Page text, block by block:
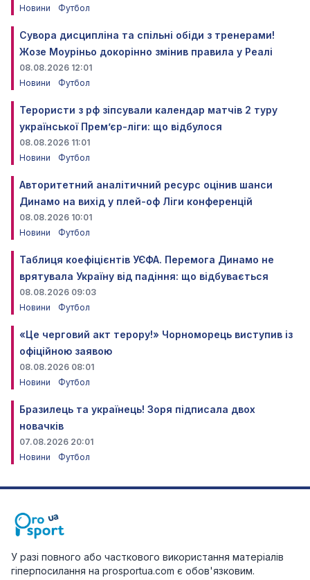
Новини
Футбол
Сувора дисципліна та спільні обіди з тренерами!
Жозе Моуріньо докорінно змінив правила у Реалі
08.08.2026 12:01
Новини
Футбол
Терористи з рф зіпсували календар матчів 2 туру
української Прем’єр-ліги: що відбулося
08.08.2026 11:01
Новини
Футбол
Авторитетний аналітичний ресурс оцінив шанси
Динамо на вихід у плей-оф Ліги конференцій
08.08.2026 10:01
Новини
Футбол
Таблиця коефіцієнтів УЄФА. Перемога Динамо не
врятувала Україну від падіння: що відбувається
08.08.2026 09:03
Новини
Футбол
«Це черговий акт терору!» Чорноморець виступив із
офіційною заявою
08.08.2026 08:01
Новини
Футбол
Бразилець та українець! Зоря підписала двох
новачків
07.08.2026 20:01
Новини
Футбол
У разі повного або часткового використання матеріалів
гіперпосилання на prosportua.com є обов'язковим.